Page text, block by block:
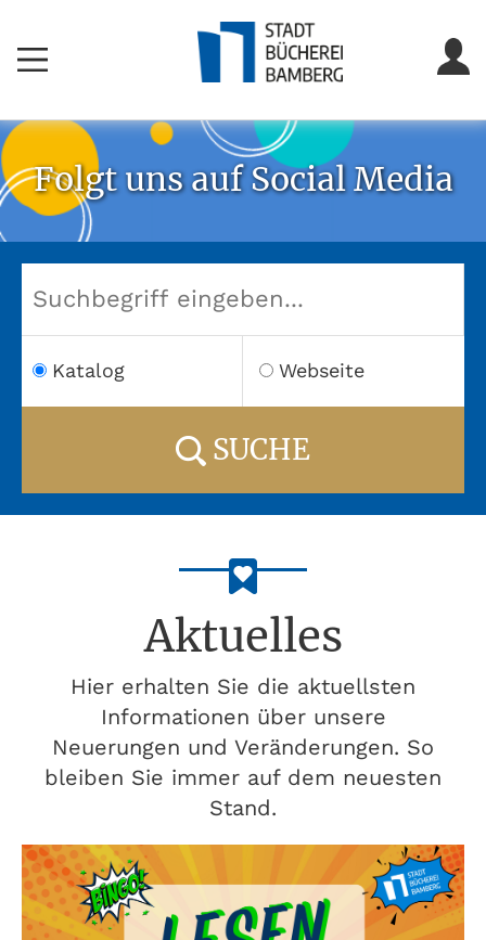
Folgt uns auf Social Media
Katalog Webseite
SUCHE
Aktuelles
Hier erhalten Sie die aktuellsten
Informationen über unsere
Neuerungen und Veränderungen. So
bleiben Sie immer auf dem neuesten
Stand.